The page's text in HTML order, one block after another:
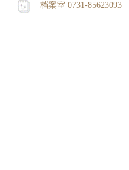
档案室 0731-85623093